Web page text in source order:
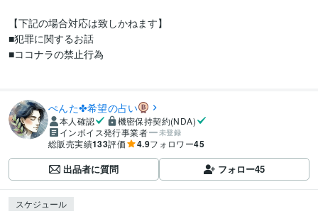
【下記の場合対応は致しかねます】
■犯罪に関するお話
■ココナラの禁止行為
ぺんた✤希望の占い
本人確認
機密保持契約(NDA)
インボイス発行事業者
未登録
総販売実績133評価 4.9フォロワー45
出品者に質問 フォロー45
スケジュール